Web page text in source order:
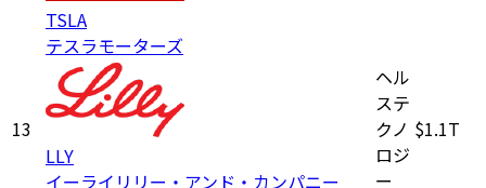
TSLA
テスラモーターズ
13
LLY
イーライリリー・アンド・カンパニー
ヘル
ステ
クノ
ロジ
ー
$1.1T